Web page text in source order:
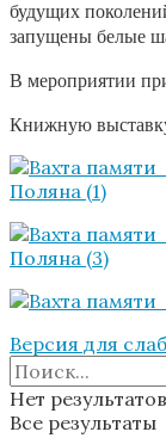
будущих
запущены белые
В мероприятии
Книжную
Версия для
Нет результатов
Все результаты